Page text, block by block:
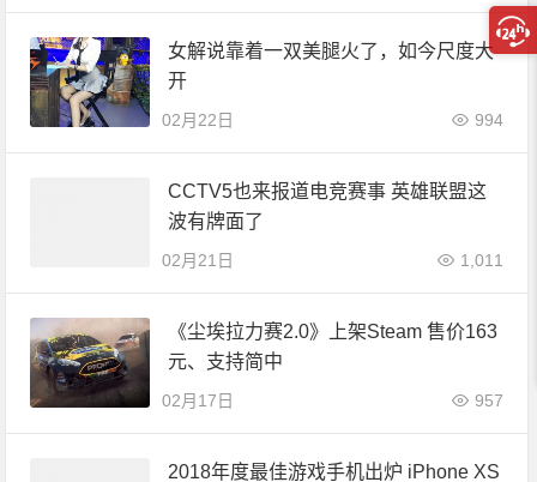
女解说靠着一双美腿火了，如今尺度大
开
02月22日 994
CCTV5也来报道电竞赛事 英雄联盟这
波有牌面了
02月21日 1,011
《尘埃拉力赛2.0》上架Steam 售价163
元、支持简中
02月17日 957
2018年度最佳游戏手机出炉 iPhone XS